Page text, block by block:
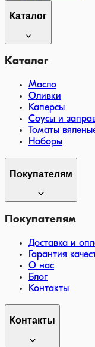
Каталог
Каталог
Масло
Оливки
Каперсы
Соусы и
Томаты
Наборы
Покупателям
Покупателям
Доставка и
Гарантия
О нас
Блог
Контакты
Контакты